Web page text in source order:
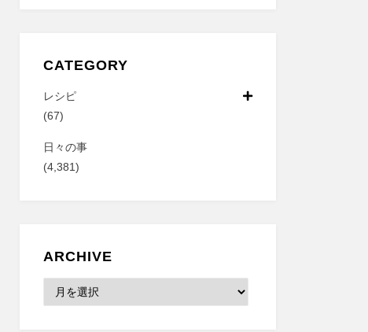
CATEGORY
レシピ
(67)
日々の事
(4,381)
ARCHIVE
Archive